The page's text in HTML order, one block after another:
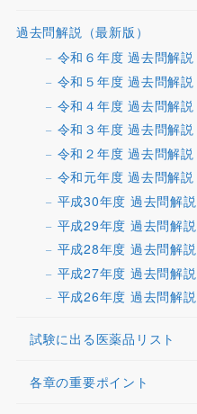
過去問解説（最新版）
令和６年度 過去問解説
令和５年度 過去問解説
令和４年度 過去問解説
令和３年度 過去問解説
令和２年度 過去問解説
令和元年度 過去問解説
平成30年度 過去問解説
平成29年度 過去問解説
平成28年度 過去問解説
平成27年度 過去問解説
平成26年度 過去問解説
試験に出る医薬品リスト
各章の重要ポイント